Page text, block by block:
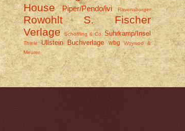
House
Piper/Pendo/ivi Ravensburger
Rowohlt
S. Fischer
Verlage Schöffling & Co. Suhrkamp/Insel
Thiele Ullstein Buchverlage wbg
Woywod &
Meurer